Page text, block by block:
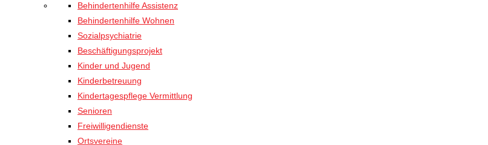
Behindertenhilfe Assistenz
Behindertenhilfe Wohnen
Sozialpsychiatrie
Beschäftigungsprojekt
Kinder und Jugend
Kinderbetreuung
Kindertagespflege Vermittlung
Senioren
Freiwilligendienste
Ortsvereine